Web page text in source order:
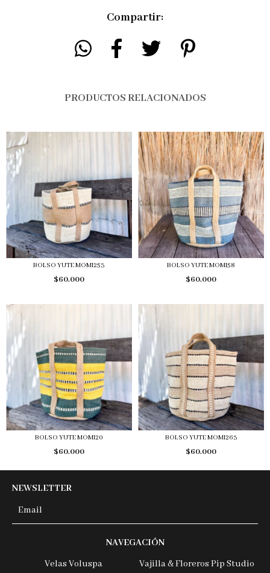
Compartir:
PRODUCTOS RELACIONADOS
BOLSO YUTE MOMI253
$60.000
BOLSO YUTE MOMI58
$60.000
BOLSO YUTE MOMI20
$60.000
BOLSO YUTE MOMI263
$60.000
NEWSLETTER
NAVEGACIÓN
Velas Voluspa
Vajilla & Floreros Pip Studio